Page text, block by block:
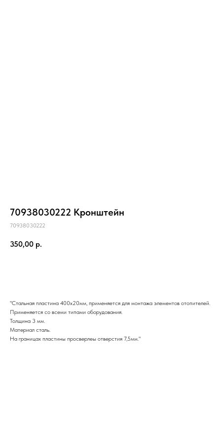
70938030222 Кронштейн
70938030222
350,00 р.
"Стальная пластина 400х20мм, применяется для монтажа элементов отопителей.
Применяется со всеми типами оборудования.
Толщина 3 мм.
Материал сталь.
На границах пластины просверлеы отверстия 7,5мм."